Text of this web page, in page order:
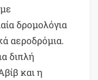
δρομολόγια
αεροδρόμια.
διπλή
και η